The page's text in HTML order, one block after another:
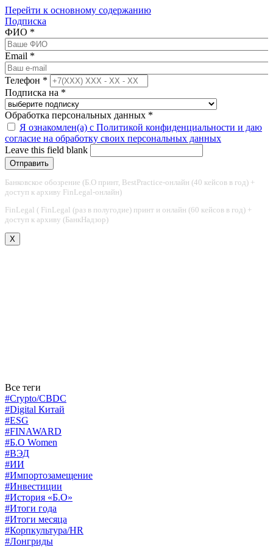
Перейти к основному содержанию
Подписка
ФИО *
Email *
Телефон *
Подписка на *
Обработка персональных данных *
Я ознакомлен(а) с Политикой конфиденциальности и даю
согласие на обработку своих персональных данных
Leave this field blank
Банковское обозрение (Б.О принт, BestPractice-онлайн (40 кейсов в год) +
доступ к архиву FinLegal-онлайн)
FinLegal ( FinLegal (раз в полугодие) принт и онлайн (60 кейсов в год) +
доступ к архиву (БанкНадзор)
X
Все теги
#Crypto/CBDC
#Digital Китай
#ESG
#FINAWARD
#Б.О Women
#ВЭД
#ИИ
#Импортозамещение
#Инвестиции
#История «Б.О»
#Итоги года
#Итоги месяца
#Корпкультура/HR
#Лонгриды